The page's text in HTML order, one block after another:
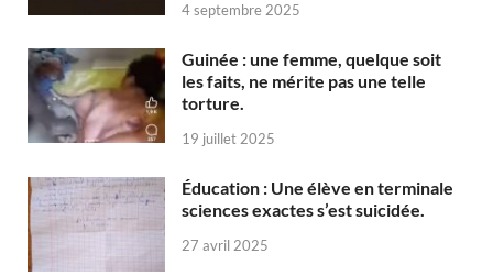
4 septembre 2025
Guinée : une femme, quelque soit
les faits, ne mérite pas une telle
torture.
19 juillet 2025
Éducation : Une élève en terminale
sciences exactes s’est suicidée.
27 avril 2025